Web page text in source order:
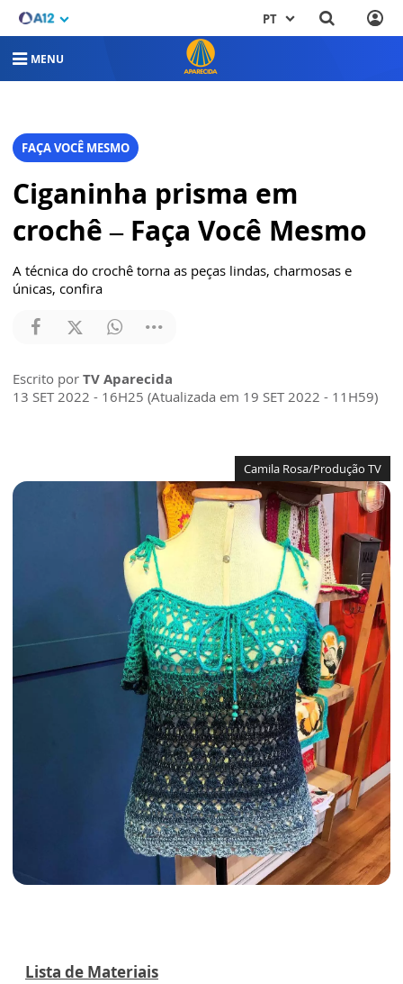
PT
MENU
FAÇA VOCÊ MESMO
Ciganinha prisma em
crochê – Faça Você Mesmo
A técnica do crochê torna as peças lindas, charmosas e
únicas, confira
Escrito por TV Aparecida
13 SET 2022 - 16H25 (Atualizada em 19 SET 2022 - 11H59)
Camila Rosa/Produção TV
Lista de Materiais